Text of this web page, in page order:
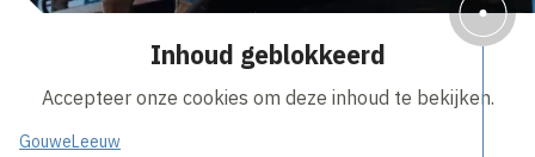
Inhoud geblokkeerd
Accepteer onze cookies om deze inhoud te bekijken.
GouweLeeuw